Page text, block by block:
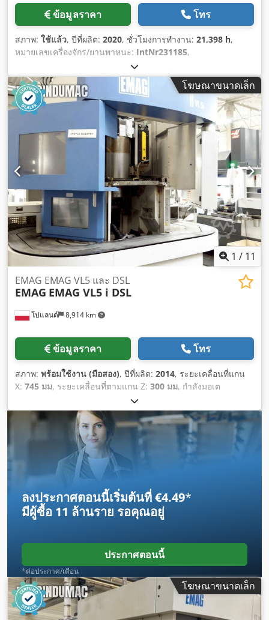
ข้อมูลราคา โทร
สภาพ: ใช้แล้ว, ปีที่ผลิต: 2020, ชั่วโมงการทำงาน: 21,398 h,
หมายเลขเครื่องจักร/ยานพาหนะ: IntNr231185,
โฆษณาขนาดเล็ก
1 / 11
โปแลนด์ 8,914 km
EMAG EMAG VL5 และ DSL
EMAG EMAG VL5 i DSL
ข้อมูลราคา โทร
สภาพ: พร้อมใช้งาน (มือสอง), ปีที่ผลิต: 2014, ระยะเคลื่อนที่แกน
X: 745 มม, ระยะเคลื่อนที่ตามแกน Z: 300 มม, กำลังมอเต
, ความเร็วแกนหมุน (สูงสุด):
นาที, ความสูงรวม:3,200 มม, เส้นผ่านศูนย์กลางชิ้นงาน (สูงสุด):
220 มม, น้ำหนักรวม:7,500 กก., ผู้ผลิตคอนโทรลเลอร์:SIEMENS,
รุ่นของคอนโทรลเลอร์:SINUMERIK 840Dsl
, ความสูงชิ้นงาน
, ความยาวผลิตภัณฑ์ (สูงสุด): 3,120 มม
, จำนวน
เพลา:
ลงประกาศตอนนี้เริ่มต้นที่ €4.49*
มีผู้ซื้อ 11 ล้านราย รอคุณอยู่
ประกาศตอนนี้
*ต่อประกาศ/เดือน
โฆษณาขนาดเล็ก